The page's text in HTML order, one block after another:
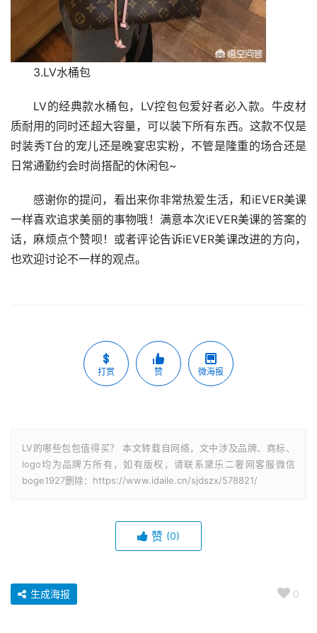
3.LV水桶包
LV的经典款水桶包，LV控包包爱好者必入款。牛皮材
质耐用的同时还超大容量，可以装下所有东西。这款不仅是
时装秀T台的宠儿还是晚宴忠实粉，不管是隆重的场合还是
日常通勤约会时尚搭配的休闲包~
感谢你的提问，看出来你非常热爱生活，和iEVER美课
一样喜欢追求美丽的事物哦！满意本次iEVER美课的答案的
话，麻烦点个赞呗！或者评论告诉iEVER美课改进的方向，
也欢迎讨论不一样的观点。
打赏 赞 微海报
LV的哪些包包值得买？ 本文转载自网络，文中涉及品牌、商标、
logo均为品牌方所有，如有版权，请联系黛乐二奢网客服微信
boge1927删除：https://www.idaile.cn/sjdszx/578821/
赞 (0)
0
生成海报